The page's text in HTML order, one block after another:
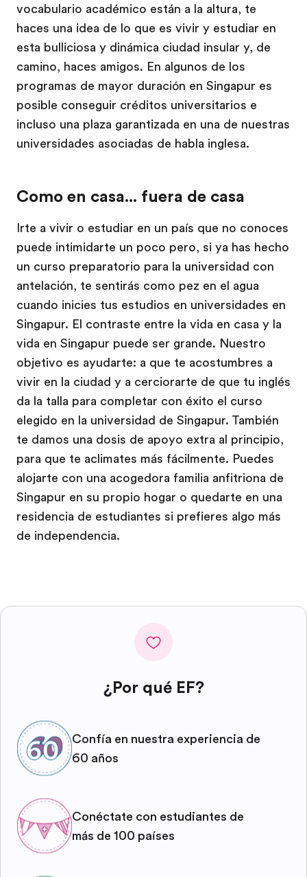
vocabulario académico están a la altura, te
haces una idea de lo que es vivir y estudiar en
esta bulliciosa y dinámica ciudad insular y, de
camino, haces amigos. En algunos de los
programas de mayor duración en Singapur es
posible conseguir créditos universitarios e
incluso una plaza garantizada en una de nuestras
universidades asociadas de habla inglesa.
Como en casa... fuera de casa
Irte a vivir o estudiar en un país que no conoces
puede intimidarte un poco pero, si ya has hecho
un curso preparatorio para la universidad con
antelación, te sentirás como pez en el agua
cuando inicies tus estudios en universidades en
Singapur. El contraste entre la vida en casa y la
vida en Singapur puede ser grande. Nuestro
objetivo es ayudarte: a que te acostumbres a
vivir en la ciudad y a cerciorarte de que tu inglés
da la talla para completar con éxito el curso
elegido en la universidad de Singapur. También
te damos una dosis de apoyo extra al principio,
para que te aclimates más fácilmente. Puedes
alojarte con una acogedora familia anfitriona de
Singapur en su propio hogar o quedarte en una
residencia de estudiantes si prefieres algo más
de independencia.
¿Por qué EF?
Confía en nuestra experiencia de
60 años
Conéctate con estudiantes de
más de 100 países